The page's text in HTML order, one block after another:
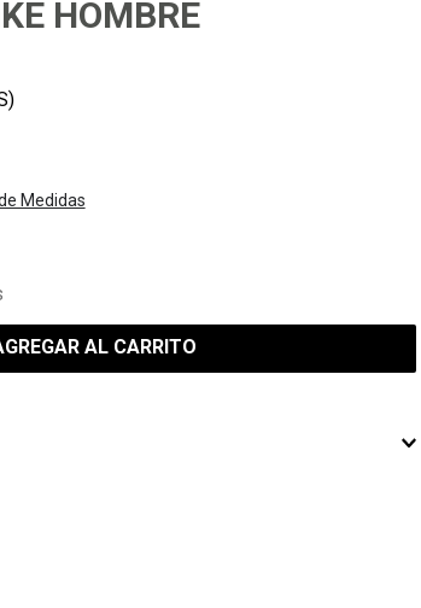
HOMBRE
Medidas
AL CARRITO